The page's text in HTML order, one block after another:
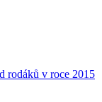
rodáků v roce 2015